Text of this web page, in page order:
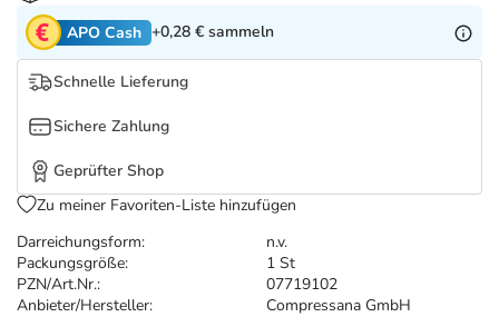
Tierapotheke
Vitamine & Mineralstoffe
Marken
Salus Deals
Darreichungsform:
n.v.
Packungsgröße:
1 St
PZN/Art.Nr.:
07719102
Anbieter/Hersteller:
Compressana GmbH
APO Cash +0,28 € sammeln
Schnelle Lieferung
Sichere Zahlung
Geprüfter Shop
Zu meiner Favoriten-Liste hinzufügen